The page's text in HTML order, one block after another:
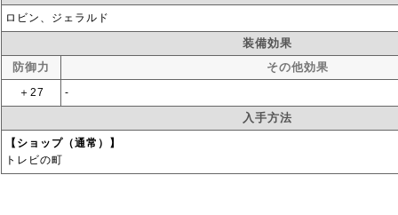
ロビン、ジェラルド
装備効果
防御力
その他効果
＋27 ‐
入手方法
【ショップ（通常）】
トレビの町